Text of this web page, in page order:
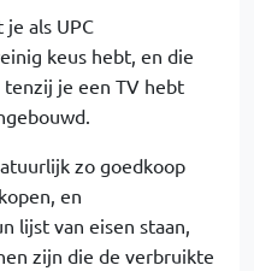
als UPC
keus hebt, en die
je een TV hebt
zo goedkoop
en
lijst van eisen staan,
zijn die de verbruikte